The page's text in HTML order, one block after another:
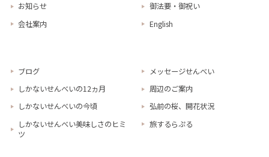
お知らせ
会社案内
御法要・御祝い
English
ブログ
しかないせんべいの12ヵ月
しかないせんべいの今頃
しかないせんべい美味しさのヒミ
ツ
メッセージせんべい
周辺のご案内
弘前の桜、開花状況
旅するらぷる